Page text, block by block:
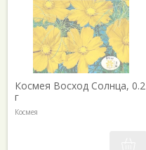
Космея Восход Солнца, 0.2
г
Космея